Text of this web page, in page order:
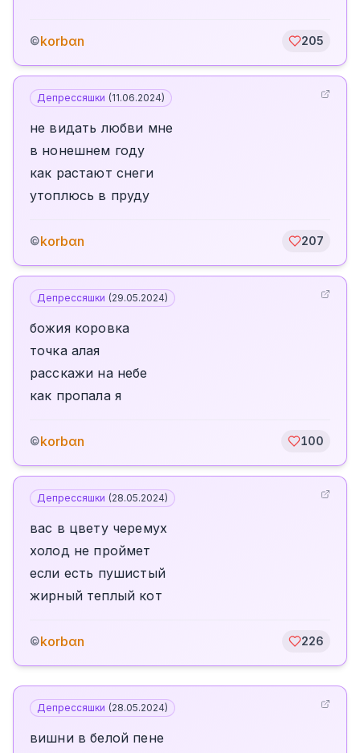
©korbαn 205
Депрессяшки (11.06.2024)
не видать любви мне
в нонешнем году
как растают снеги
утоплюсь в пруду
©korbαn 207
Депрессяшки (29.05.2024)
божия коровка
точка алая
расскажи на небе
как пропала я
©korbαn 100
Депрессяшки (28.05.2024)
вас в цвету черемух
холод не проймет
если есть пушистый
жирный теплый кот
©korbαn 226
Депрессяшки (28.05.2024)
вишни в белой пене